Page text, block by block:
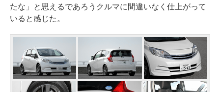
たな」と思えるであろうクルマに間違いなく仕上がって
いると感じた。